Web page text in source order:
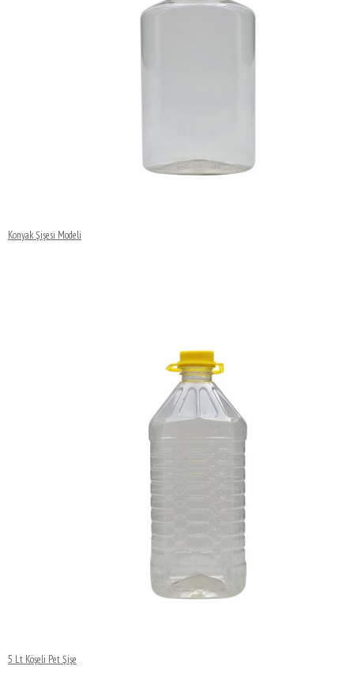
Konyak Şişesi Modeli
5 Lt Köşeli Pet Şişe